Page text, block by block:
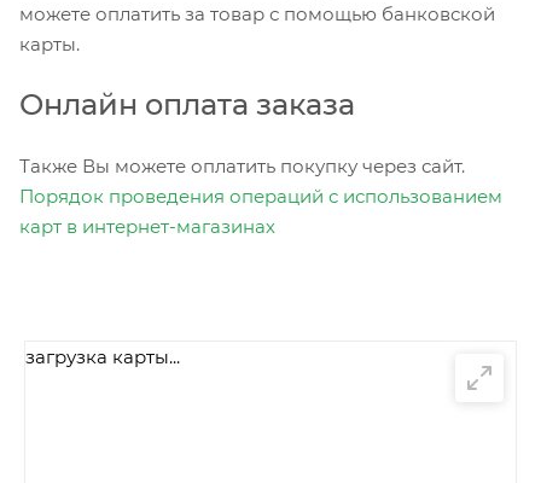
можете оплатить за товар с помощью банковской
карты.
Онлайн оплата заказа
Также Вы можете оплатить покупку через сайт.
Порядок проведения операций с использованием
карт в интернет-магазинах
загрузка карты...